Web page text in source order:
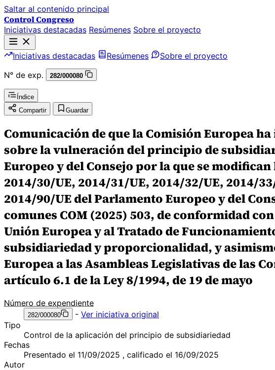
Saltar al contenido principal
Control Congreso
Iniciativas destacadas Resúmenes Sobre el proyecto
Iniciativas destacadas Resúmenes
Sobre el proyecto
N° de exp.
282/000080
Índice
Compartir
Guardar
Comunicación de que la Comisión Europea
sobre la vulneración del principio de
Europeo y del Consejo por la que se
2014/30/UE, 2014/31/UE, 2014/32/UE, 2014/
2014/90/UE del Parlamento Europeo y del
comunes COM (2025) 503, de conformidad
Unión Europea y al Tratado de
subsidiariedad y proporcionalidad, y
Europea a las Asambleas Legislativas de las
artículo 6.1 de la Ley 8/1994, de 19 de mayo
Número de expendiente
282/000080 - Ver iniciativa original
Tipo
Control de la aplicación del principio de subsidiariedad
Fechas
Presentado el 11/09/2025 , calificado el 16/09/2025
Autor